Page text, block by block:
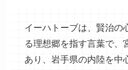
イーハトーブは、賢治の
る理想郷を指す言葉で、
あり、岩手県の内陸を中